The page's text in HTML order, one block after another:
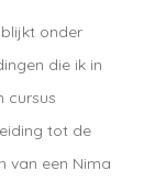
onder
die ik in
cursus
tot de
van een Nima